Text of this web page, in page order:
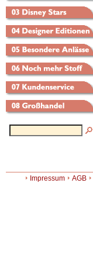
Impressum AGB